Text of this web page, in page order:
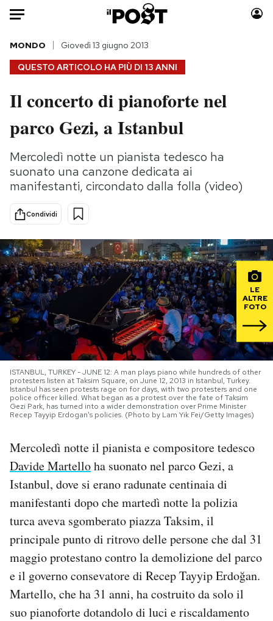
Auto
HOME
Italia
Politica
Tecnologia
Internet
Scienza
Cultura
Economia
Sport
Moda
Consumismi
Storie/Idee
Ok Boomer!
Media
Mondiali calcio 2026
PODCAST
NEWSLETTER
I MIEI PREFERITI
SHOP
AREA PERSONALE
Area Personale
Newsletter
Notifiche mobile
Hai bisogno di aiuto?
Esci
QUESTO ARTICOLO HA PIÙ DI 13 ANNI
MONDO Giovedì 13 giugno 2013
Il concerto di pianoforte nel
parco Gezi, a Istanbul
Mercoledì notte un pianista tedesco ha
suonato una canzone dedicata ai
manifestanti, circondato dalla folla (video)
Condividi
LE
ALTRE
FOTO
ISTANBUL, TURKEY - JUNE 12: A man plays piano while hundreds of other
protesters listen at Taksim Square, on June 12, 2013 in Istanbul, Turkey.
Istanbul has seen protests rage on for days, with two protesters and one
police officer killed. What began as a protest over the fate of Taksim
Gezi Park, has turned into a wider demonstration over Prime Minister
Recep Tayyip Erdogan's policies. (Photo by Lam Yik Fei/Getty Images)
Mercoledì notte il pianista e compositore tedesco
Davide Martelloha suonato nel parco Gezi, a
Istanbul, dove si erano radunate centinaia di
manifestanti dopo che martedì notte la polizia
turca aveva sgomberato piazza Taksim, il
principale punto di ritrovo delle persone che dal 31
maggio protestano contro la demolizione del parco
e il governo consevatore di Recep Tayyip Erdoğan.
Martello, che ha 31 anni, ha costruito da solo il
suo pianoforte dotandolo di luci e riscaldamento